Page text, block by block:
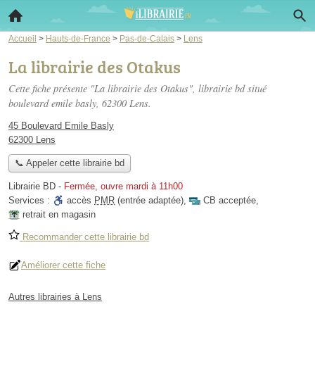
Accueil > Hauts-de-France > Pas-de-Calais > Lens
La librairie des Otakus
Cette fiche présente "La librairie des Otakus", librairie bd situé
boulevard emile basly, 62300 Lens.
45 Boulevard Emile Basly
62300 Lens
📞 Appeler cette librairie bd
Librairie BD - Fermée, ouvre mardi à 11h00
Services :
accès PMR (entrée adaptée), CB acceptée,
retrait en magasin
Recommander cette librairie bd
Améliorer cette fiche
Autres librairies à Lens